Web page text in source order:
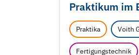
Praktikum im
Praktika Voith
Fertigungstechnik